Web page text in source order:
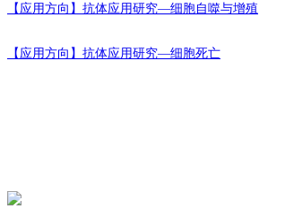
【应用方向】 抗体应用研究—细胞自噬与增殖
【应用方向】 抗体应用研究—细胞死亡